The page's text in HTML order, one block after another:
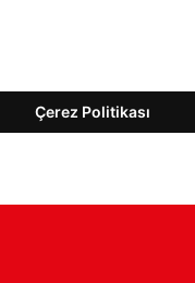
Çerez Politikası